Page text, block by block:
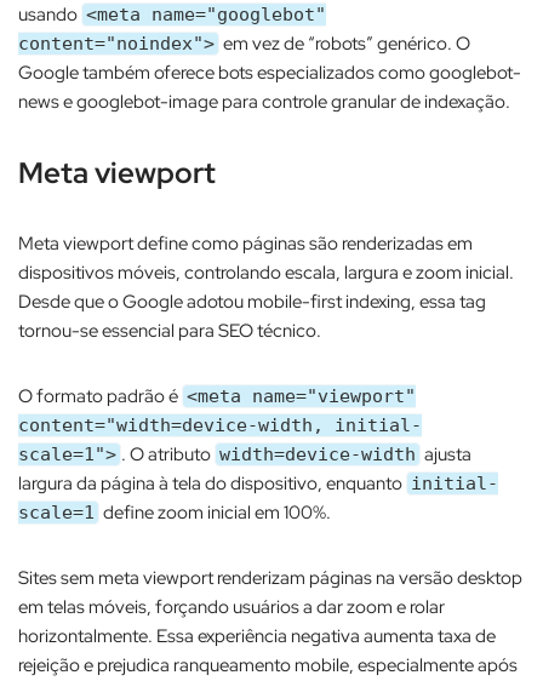
usando <meta name="googlebot"
content="noindex"> em vez de “robots” genérico. O
Google também oferece bots especializados como googlebot-
news e googlebot-image para controle granular de indexação.​
Meta viewport
Meta viewport define como páginas são renderizadas em
dispositivos móveis, controlando escala, largura e zoom inicial.
Desde que o Google adotou mobile-first indexing, essa tag
tornou-se essencial para SEO técnico.​
O formato padrão é <meta name="viewport"
content="width=device-width, initial-
scale=1"> . O atributo width=device-width ajusta
largura da página à tela do dispositivo, enquanto initial-
scale=1 define zoom inicial em 100%.​
Sites sem meta viewport renderizam páginas na versão desktop
em telas móveis, forçando usuários a dar zoom e rolar
horizontalmente. Essa experiência negativa aumenta taxa de
rejeição e prejudica ranqueamento mobile, especialmente após